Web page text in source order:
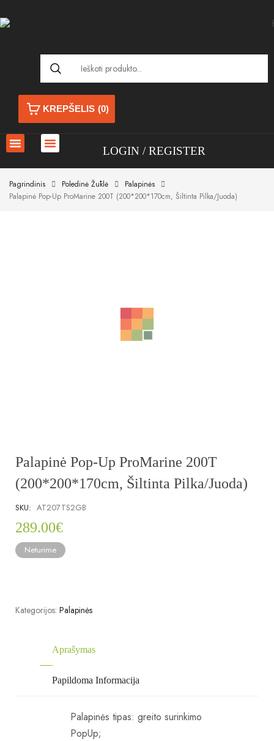
KREPŠELIS (0)
LOGIN REGISTER
Pagrindinis Poledinė Žūklė
Palapinės
Palapinė Pop-Up ProMarine 200T (200*200*170cm, Šiltinta Pilka/juoda)
Palapinė Pop-Up ProMarine 200T
(200*200*170cm, Šiltinta Pilka/juoda)
SKU: AT207TS2GB
289.00€
Neturime
Kategorijos: Palapinės
Aprašymas
Papildoma Informacija
Palapinės tipas: greito surinkimo
PopUp;